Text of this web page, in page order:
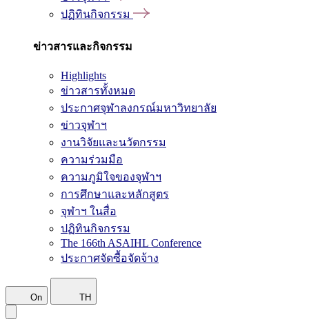
ปฏิทินกิจกรรม
ข่าวสารและกิจกรรม
Highlights
ข่าวสารทั้งหมด
ประกาศจุฬาลงกรณ์มหาวิทยาลัย
ข่าวจุฬาฯ
งานวิจัยและนวัตกรรม
ความร่วมมือ
ความภูมิใจของจุฬาฯ
การศึกษาและหลักสูตร
จุฬาฯ ในสื่อ
ปฏิทินกิจกรรม
The 166th ASAIHL Conference
ประกาศจัดซื้อจัดจ้าง
On TH